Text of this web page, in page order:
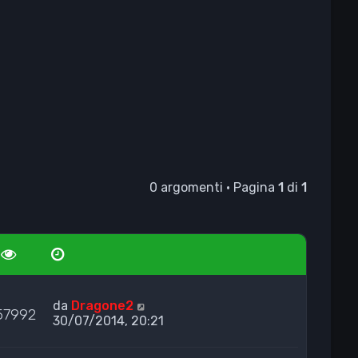
0 argomenti • Pagina1 di1
da Dragone2
30/07/2014, 20:21